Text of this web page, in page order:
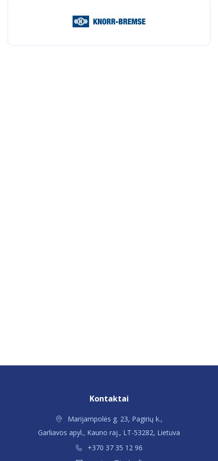
Kontaktai
Marijampolės g. 23, Pagirių k.,
Garliavos apyl., Kauno raj., LT-53282, Lietuva
+370 37 35 12 96